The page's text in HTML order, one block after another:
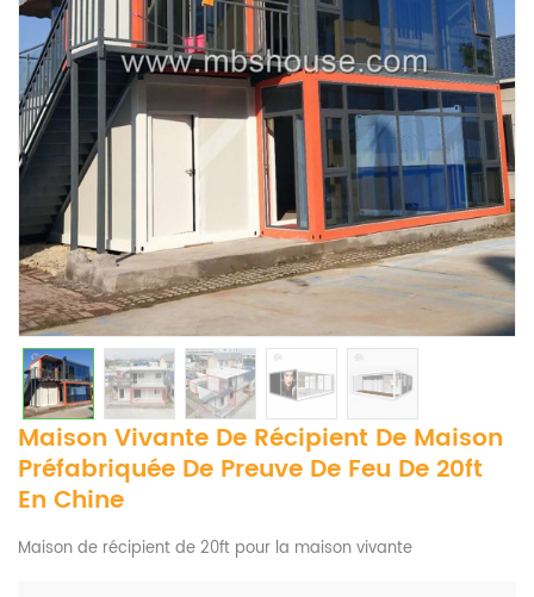
Maison Vivante De Récipient De Maison
Préfabriquée De Preuve De Feu De 20ft
En Chine
Maison de récipient de 20ft pour la maison vivante